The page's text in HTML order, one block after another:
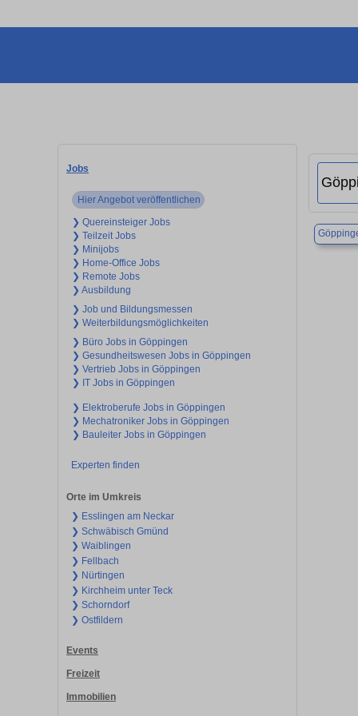
Jobs
Hier Angebot veröffentlichen
❯ Quereinsteiger Jobs
❯ Teilzeit Jobs
❯ Minijobs
❯ Home-Office Jobs
❯ Remote Jobs
❯ Ausbildung
❯ Job und Bildungsmessen
❯ Weiterbildungsmöglichkeiten
❯ Büro Jobs in Göppingen
❯ Gesundheitswesen Jobs in Göppingen
❯ Vertrieb Jobs in Göppingen
❯ IT Jobs in Göppingen
❯ Elektroberufe Jobs in Göppingen
❯ Mechatroniker Jobs in Göppingen
❯ Bauleiter Jobs in Göppingen
Experten finden
Orte im Umkreis
❯ Esslingen am Neckar
❯ Schwäbisch Gmünd
❯ Waiblingen
❯ Fellbach
❯ Nürtingen
❯ Kirchheim unter Teck
❯ Schorndorf
❯ Ostfildern
Events
Freizeit
Immobilien